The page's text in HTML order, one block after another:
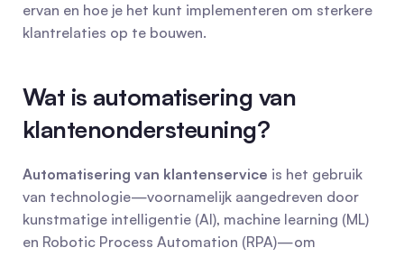
ervan en hoe je het kunt implementeren om sterkere
klantrelaties op te bouwen.
Wat is automatisering van
klantenondersteuning?
Automatisering van klantenservice is het gebruik
van technologie—voornamelijk aangedreven door
kunstmatige intelligentie (AI), machine learning (ML)
en Robotic Process Automation (RPA)—om